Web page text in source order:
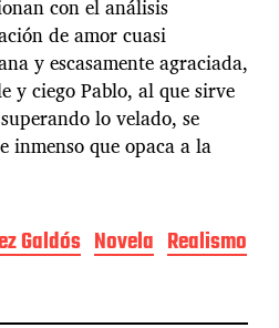
con el análisis
de amor cuasi
y escasamente agraciada,
y ciego Pablo, al que sirve
lo velado, se
inmenso que opaca a la
Galdós Novela Realismo